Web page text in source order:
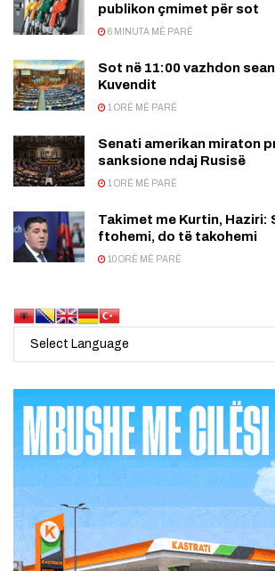
publikon çmimet për sot
6 MINUTA MË PARË
Sot në 11:00 vazhdon
Kuvendit
1 ORË MË PARË
Senati amerikan miraton
sanksione ndaj Rusisë
1 ORË MË PARË
Takimet me Kurtin, Haziri:
ftohemi, do të takohemi
10 ORË MË PARË